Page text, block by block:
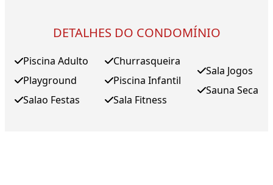
DETALHES DO CONDOMÍNIO
Piscina Adulto
Playground
Salao Festas
Churrasqueira
Piscina Infantil
Sala Fitness
Sala Jogos
Sauna Seca